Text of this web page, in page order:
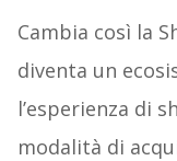
Cambia così la
diventa un
l’esperienza di
modalità di